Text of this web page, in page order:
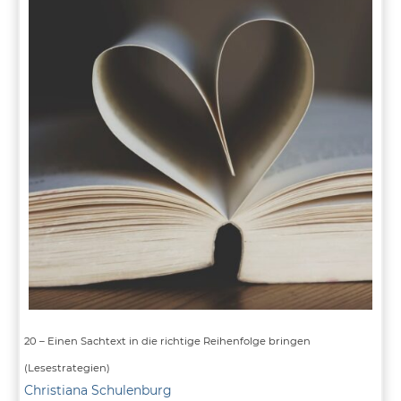
Zusammenhang
erschließen
(Lesestrategien)
20 – Einen Sachtext in die richtige Reihenfolge bringen
(Lesestrategien)
Christiana Schulenburg